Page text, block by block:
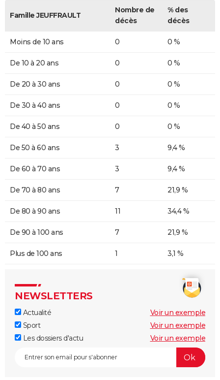
Famille JEUFFRAULT
Nombre de
décès
% des
décès
Moins de 10 ans 0 0 %
De 10 à 20 ans 0 0 %
De 20 à 30 ans 0 0 %
De 30 à 40 ans 0 0 %
De 40 à 50 ans 0 0 %
De 50 à 60 ans 3 9,4 %
De 60 à 70 ans 3 9,4 %
De 70 à 80 ans 7 21,9 %
De 80 à 90 ans 11 34,4 %
De 90 à 100 ans 7 21,9 %
Plus de 100 ans 1 3,1 %
NEWSLETTERS
Actualité
Voir un exemple
Sport
Voir un exemple
Les dossiers d'actu
Voir un exemple